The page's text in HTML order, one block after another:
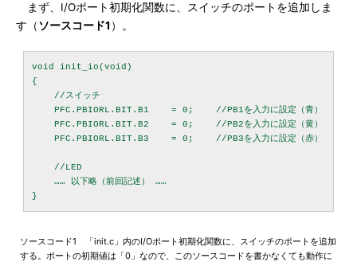
まず、I/Oポート初期化関数に、スイッチのポートを追加しま
す（ソースコード1 ）。
void init_io(void)
{
    //スイッチ
    PFC.PBIORL.BIT.B1    = 0;    //PB1を入力に設定（青）
    PFC.PBIORL.BIT.B2    = 0;    //PB2を入力に設定（黄）
    PFC.PBIORL.BIT.B3    = 0;    //PB3を入力に設定（赤）
    //LED
    …… 以下略（前回記述） ……
ソースコード1 「init.c」内のI/Oポート初期化関数に、スイッチのポートを追加
する。ポートの初期値は「0」なので、このソースコードを書かなくても動作に